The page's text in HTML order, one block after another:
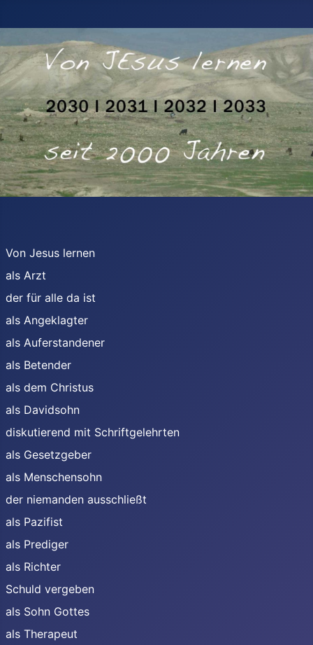
Von Jesus lernen
als Arzt
der für alle da ist
als Angeklagter
als Auferstandener
als Betender
als dem Christus
als Davidsohn
diskutierend mit Schriftgelehrten
als Gesetzgeber
als Menschensohn
der niemanden ausschließt
als Pazifist
als Prediger
als Richter
Schuld vergeben
als Sohn Gottes
als Therapeut